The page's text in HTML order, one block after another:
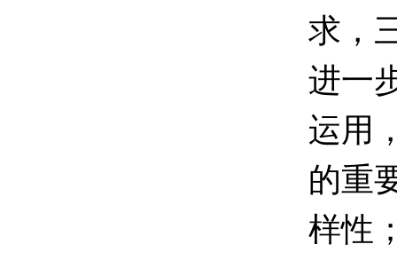
求，
进一
运用
的重
样性